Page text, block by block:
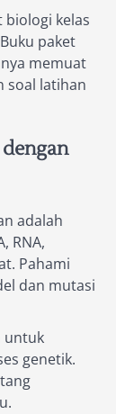
biologi kelas
paket
memuat
soal latihan
adalah
RNA,
Pahami
dan mutasi
untuk
genetik.